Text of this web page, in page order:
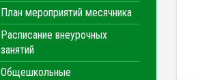
План мероприятий месячника
Расписание внеурочных
занятий
Общешкольные